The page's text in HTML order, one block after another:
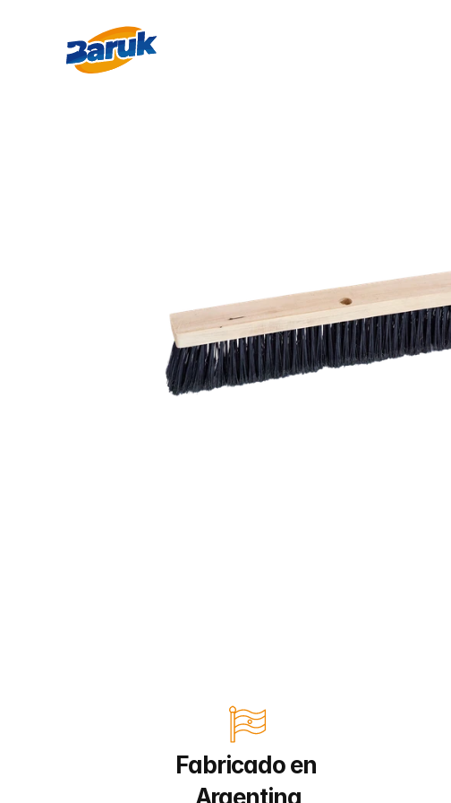
Fabricado en
Argentina